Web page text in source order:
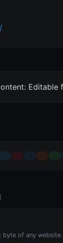
Editable
of any website.